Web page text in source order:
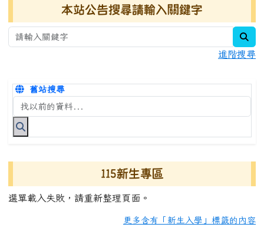
本站公告搜尋請輸入關鍵字
進階搜尋
舊站搜尋
搜尋台南市永康國小全球資訊網關鍵字
115新生專區
選單載入失敗，請重新整理頁面。
更多含有「新生入學」標籤的內容